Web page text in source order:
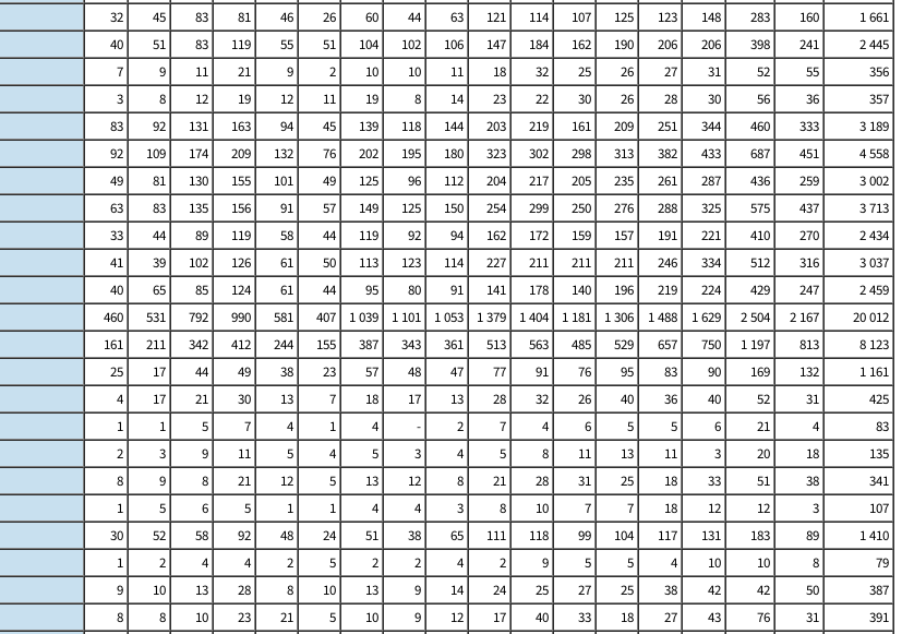
32 45 83 81 46 26 60 44 63 121 114 107 125 123 148 283 160
1 661
40 51 83 119 55 51 104 102 106 147 184 162 190 206 206 398 241
2 445
7 9 11 21 9 2 10 10 11 18 32 25 26 27 31 52 55
356
3 8 12 19 12 11 19 8 14 23 22 30 26 28 30 56 36
357
83 92 131 163 94 45 139 118 144 203 219 161 209 251 344 460 333
3 189
92 109 174 209 132 76 202 195 180 323 302 298 313 382 433 687 451
4 558
49 81 130 155 101 49 125 96 112 204 217 205 235 261 287 436 259
3 002
63 83 135 156 91 57 149 125 150 254 299 250 276 288 325 575 437
3 713
33 44 89 119 58 44 119 92 94 162 172 159 157 191 221 410 270
2 434
41 39 102 126 61 50 113 123 114 227 211 211 211 246 334 512 316
3 037
40 65 85 124 61 44 95 80 91 141 178 140 196 219 224 429 247
2 459
460 531 792 990 581 407 1 039 1 101 1 053 1 379 1 404 1 181 1 306 1 488 1 629 2 504 2 167
20 012
161 211 342 412 244 155 387 343 361 513 563 485 529 657 750 1 197 813
8 123
25 17 44 49 38 23 57 48 47 77 91 76 95 83 90 169 132
1 161
4 17 21 30 13 7 18 17 13 28 32 26 40 36 40 52 31
425
1 1 5 7 4 1 4 - 2 7 4 6 5 5 6 21 4
83
2 3 9 11 5 4 5 3 4 5 8 11 13 11 3 20 18
135
8 9 8 21 12 5 13 12 8 21 28 31 25 18 33 51 38
341
1 5 6 5 1 1 4 4 3 8 10 7 7 18 12 12 3
107
30 52 58 92 48 24 51 38 65 111 118 99 104 117 131 183 89
1 410
1 2 4 4 2 5 2 2 4 2 9 5 5 4 10 10 8
79
9 10 13 28 8 10 13 9 14 24 25 27 25 38 42 42 50
387
8 8 10 23 21 5 10 9 12 17 40 33 18 27 43 76 31 391